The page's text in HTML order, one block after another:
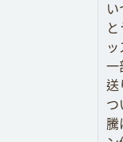
一
送
つ
騰